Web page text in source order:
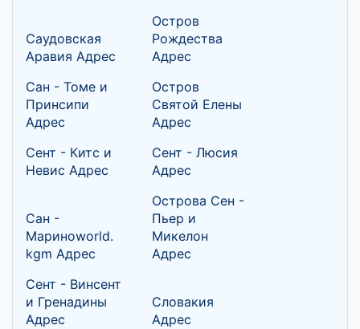
Саудовская
Аравия Адрес
Остров
Рождества
Адрес
Сан - Томе и
Принсипи
Адрес
Остров
Святой Елены
Адрес
Сент - Китс и
Невис Адрес
Сент - Люсия
Адрес
Сан -
Мариноworld.
kgm Адрес
Острова Сен -
Пьер и
Микелон
Адрес
Сент - Винсент
и Гренадины
Адрес
Словакия
Адрес